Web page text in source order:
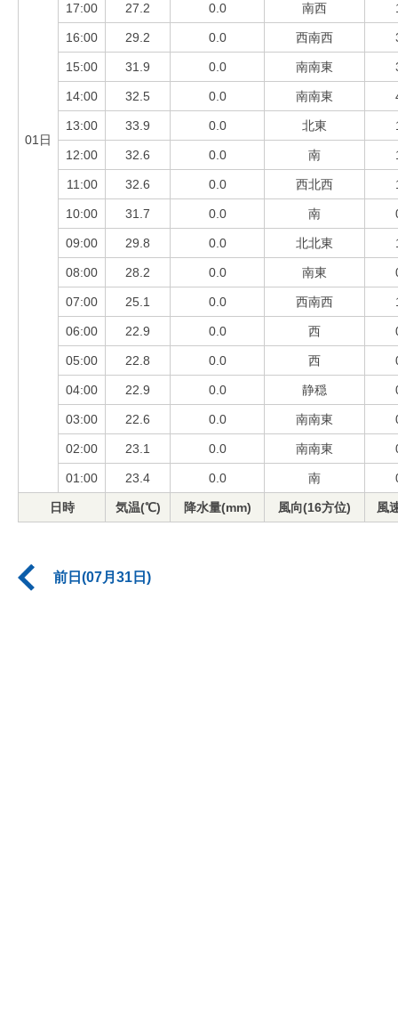
01日
17:00 27.2 0.0 南西
16:00 29.2 0.0 西南西
15:00 31.9 0.0 南南東
14:00 32.5 0.0 南南東
13:00 33.9 0.0 北東
12:00 32.6 0.0 南
11:00 32.6 0.0 西北西
10:00 31.7 0.0 南
09:00 29.8 0.0 北北東
08:00 28.2 0.0 南東
07:00 25.1 0.0 西南西
06:00 22.9 0.0 西
05:00 22.8 0.0 西
04:00 22.9 0.0 静穏
03:00 22.6 0.0 南南東
02:00 23.1 0.0 南南東
01:00 23.4 0.0 南
日時 気温(℃) 降水量(mm) 風向(16方位) 風
前日(07月31日)